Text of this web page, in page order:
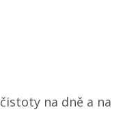
na dně a na